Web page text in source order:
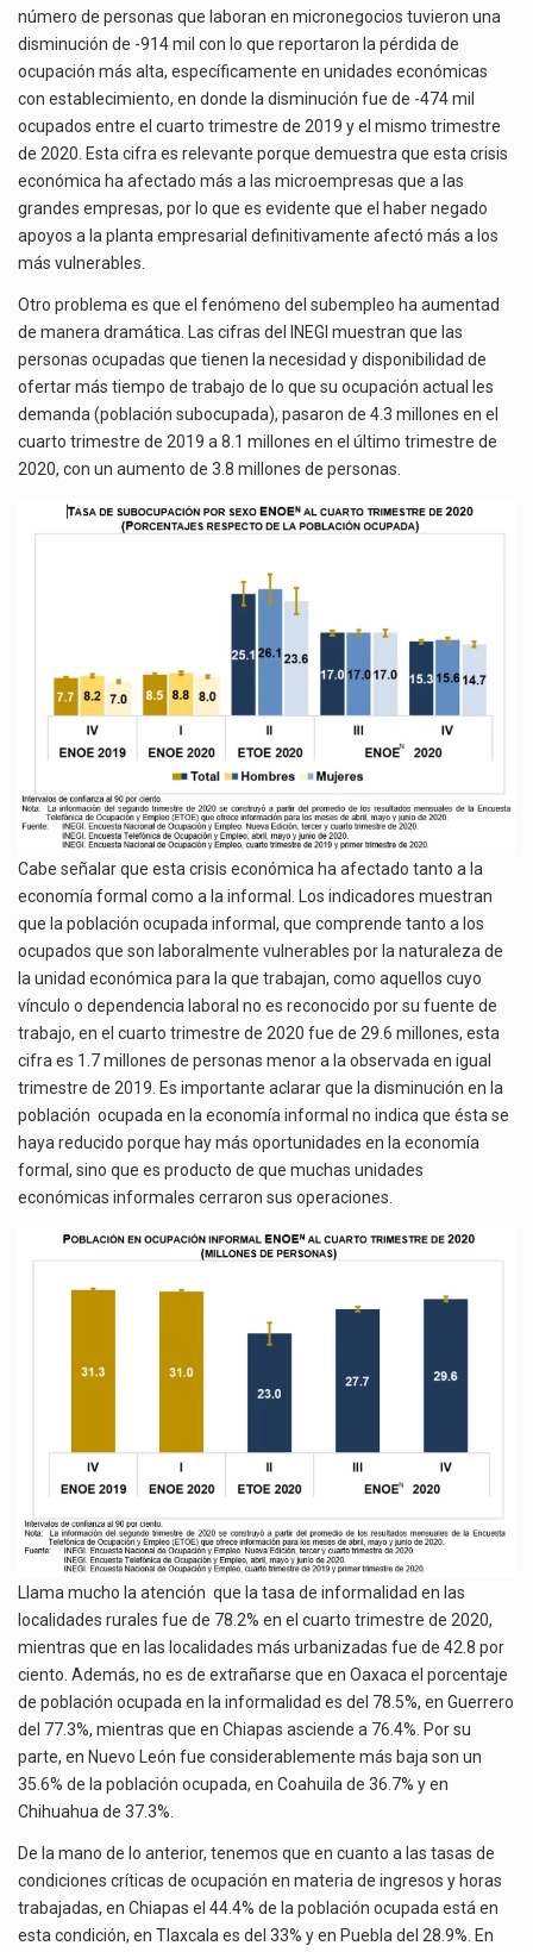
número de personas que laboran en micronegocios tuvieron una
disminución de -914 mil con lo que reportaron la pérdida de
ocupación más alta, específicamente en unidades económicas
con establecimiento, en donde la disminución fue de -474 mil
ocupados entre el cuarto trimestre de 2019 y el mismo trimestre
de 2020. Esta cifra es relevante porque demuestra que esta crisis
económica ha afectado más a las microempresas que a las
grandes empresas, por lo que es evidente que el haber negado
apoyos a la planta empresarial definitivamente afectó más a los
más vulnerables.
Otro problema es que el fenómeno del subempleo ha aumentad
de manera dramática. Las cifras del INEGI muestran que las
personas ocupadas que tienen la necesidad y disponibilidad de
ofertar más tiempo de trabajo de lo que su ocupación actual les
demanda (población subocupada), pasaron de 4.3 millones en el
cuarto trimestre de 2019 a 8.1 millones en el último trimestre de
2020, con un aumento de 3.8 millones de personas.
Cabe señalar que esta crisis económica ha afectado tanto a la
economía formal como a la informal. Los indicadores muestran
que la población ocupada informal, que comprende tanto a los
ocupados que son laboralmente vulnerables por la naturaleza de
la unidad económica para la que trabajan, como aquellos cuyo
vínculo o dependencia laboral no es reconocido por su fuente de
trabajo, en el cuarto trimestre de 2020 fue de 29.6 millones, esta
cifra es 1.7 millones de personas menor a la observada en igual
trimestre de 2019. Es importante aclarar que la disminución en la
población ocupada en la economía informal no indica que ésta se
haya reducido porque hay más oportunidades en la economía
formal, sino que es producto de que muchas unidades
económicas informales cerraron sus operaciones.
Llama mucho la atención que la tasa de informalidad en las
localidades rurales fue de 78.2% en el cuarto trimestre de 2020,
mientras que en las localidades más urbanizadas fue de 42.8 por
ciento. Además, no es de extrañarse que en Oaxaca el porcentaje
de población ocupada en la informalidad es del 78.5%, en Guerrero
del 77.3%, mientras que en Chiapas asciende a 76.4%. Por su
parte, en Nuevo León fue considerablemente más baja son un
35.6% de la población ocupada, en Coahuila de 36.7% y en
Chihuahua de 37.3%.
De la mano de lo anterior, tenemos que en cuanto a las tasas de
condiciones críticas de ocupación en materia de ingresos y horas
trabajadas, en Chiapas el 44.4% de la población ocupada está en
esta condición, en Tlaxcala es del 33% y en Puebla del 28.9%. En